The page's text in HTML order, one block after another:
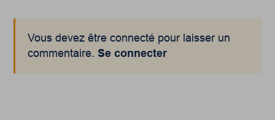
Vous devez être connecté pour laisser un
commentaire.Se connecter